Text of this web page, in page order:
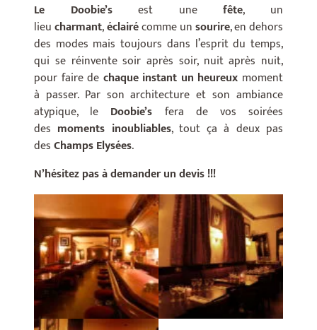
Le Doobie’sest unefête, un
lieucharmant,éclairécomme unsourire, en dehors
des modes mais toujours dans l’esprit du temps,
qui se réinvente soir après soir, nuit après nuit,
pour faire de chaque instant un heureux moment
à passer. Par son architecture et son ambiance
atypique, le Doobie’s fera de vos soirées
des moments inoubliables, tout ça à deux pas
desChamps Elysées.
N’hésitez pas à demander un devis !!!